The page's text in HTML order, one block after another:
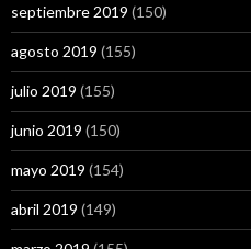
septiembre 2019 (150)
agosto 2019 (155)
julio 2019 (155)
junio 2019 (150)
mayo 2019 (154)
abril 2019 (149)